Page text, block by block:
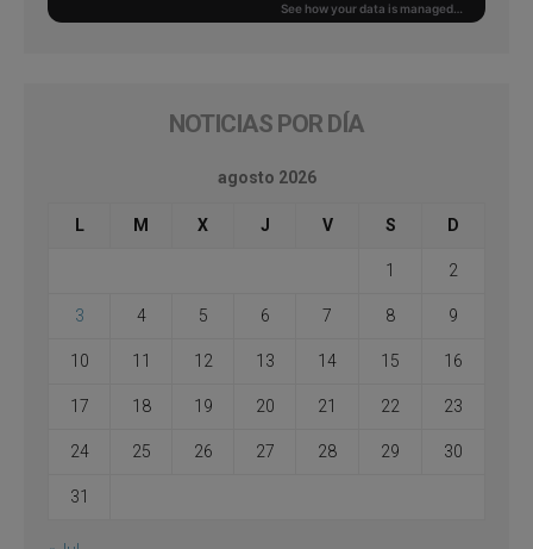
NOTICIAS POR DÍA
agosto 2026
L M X J V S D
1 2
3 4 5 6 7 8 9
10 11 12 13 14 15 16
17 18 19 20 21 22 23
24 25 26 27 28 29 30
31